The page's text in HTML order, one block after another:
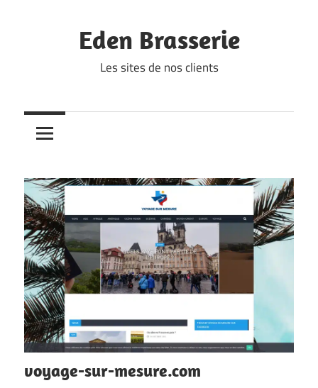
Eden Brasserie
Les sites de nos clients
voyage-sur-mesure.com